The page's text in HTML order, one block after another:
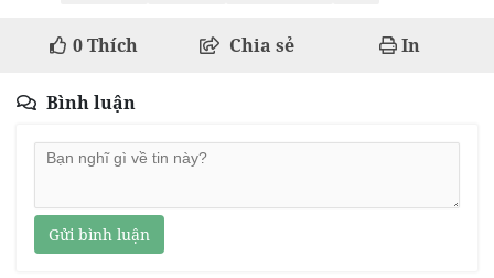
0Thích Chia sẻ In
Bình luận
Gửi bình luận